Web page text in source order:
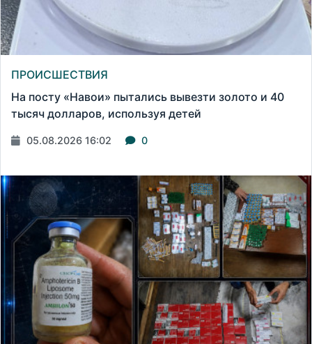
ПРОИСШЕСТВИЯ
На посту «Навои» пытались вывезти золото и 40
тысяч долларов, используя детей
05.08.2026 16:02 0